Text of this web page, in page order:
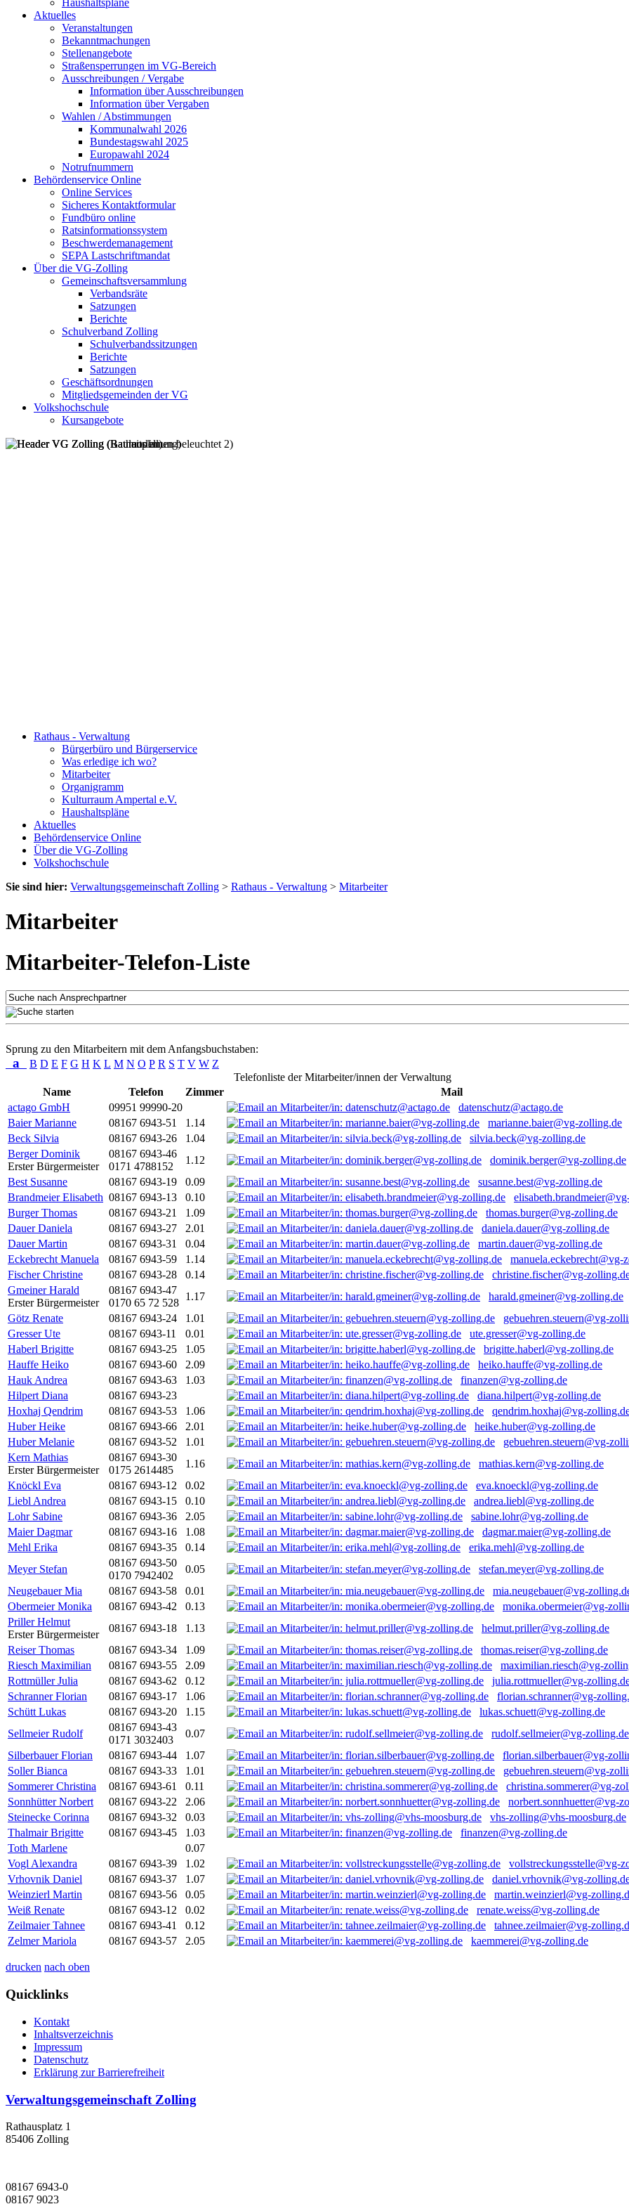
Haushaltspläne
Aktuelles
Veranstaltungen
Bekanntmachungen
Stellenangebote
Straßensperrungen im VG-Bereich
Ausschreibungen / Vergabe
Information über Ausschreibungen
Information über Vergaben
Wahlen / Abstimmungen
Kommunalwahl 2026
Bundestagswahl 2025
Europawahl 2024
Notrufnummern
Behördenservice Online
Online Services
Sicheres Kontaktformular
Fundbüro online
Ratsinformationssystem
Beschwerdemanagement
SEPA Lastschriftmandat
Über die VG-Zolling
Gemeinschaftsversammlung
Verbandsräte
Satzungen
Berichte
Schulverband Zolling
Schulverbandssitzungen
Berichte
Satzungen
Geschäftsordnungen
Mitgliedsgemeinden der VG
Volkshochschule
Kursangebote
Rathaus - Verwaltung
Bürgerbüro und Bürgerservice
Was erledige ich wo?
Mitarbeiter
Organigramm
Kulturraum Ampertal e.V.
Haushaltspläne
Aktuelles
Behördenservice Online
Über die VG-Zolling
Volkshochschule
Sie sind hier: Verwaltungsgemeinschaft Zolling > Rathaus - Verwaltung > Mitarbeiter
Mitarbeiter
Mitarbeiter-Telefon-Liste
Sprung zu den Mitarbeitern mit dem Anfangsbuchstaben:
a B D E F G H K L M N O P R S T V W Z
Telefonliste der Mitarbeiter/innen der Verwaltung
Name
Telefon Zimmer
Mail
actago GmbH
09951 99990-20
datenschutz@actago.de
Baier Marianne
08167 6943-51 1.14
marianne.baier@vg-zolling.de
Beck Silvia
08167 6943-26 1.04
silvia.beck@vg-zolling.de
Berger Dominik
Erster Bürgermeister
08167 6943-46
0171 4788152
1.12
dominik.berger@vg-zolling.de
Best Susanne
08167 6943-19 0.09
susanne.best@vg-zolling.de
Brandmeier Elisabeth 08167 6943-13 0.10
Burger Thomas
08167 6943-21 1.09
thomas.burger@vg-zolling.de
Dauer Daniela
08167 6943-27 2.01
daniela.dauer@vg-zolling.de
Dauer Martin
08167 6943-31 0.04
martin.dauer@vg-zolling.de
Eckebrecht Manuela
08167 6943-59 1.14
manuela.eckebrecht@vg-
Fischer Christine
08167 6943-28 0.14
christine.fischer@vg-
Gmeiner Harald
Erster Bürgermeister
08167 6943-47
0170 65 72 528
1.17
harald.gmeiner@vg-zolling.de
Götz Renate
08167 6943-24 1.01
gebuehren.steuern@vg-
Gresser Ute
08167 6943-11 0.01
ute.gresser@vg-zolling.de
Haberl Brigitte
08167 6943-25 1.05
brigitte.haberl@vg-zolling.de
Hauffe Heiko
08167 6943-60 2.09
heiko.hauffe@vg-zolling.de
Hauk Andrea
08167 6943-63 1.03
finanzen@vg-zolling.de
Hilpert Diana
08167 6943-23
diana.hilpert@vg-zolling.de
Hoxhaj Qendrim
08167 6943-53 1.06
qendrim.hoxhaj@vg-
Huber Heike
08167 6943-66 2.01
heike.huber@vg-zolling.de
Huber Melanie
08167 6943-52 1.01
gebuehren.steuern@vg-
Kern Mathias
Erster Bürgermeister
08167 6943-30
0175 2614485
1.16
mathias.kern@vg-zolling.de
Knöckl Eva
08167 6943-12 0.02
eva.knoeckl@vg-zolling.de
Liebl Andrea
08167 6943-15 0.10
andrea.liebl@vg-zolling.de
Lohr Sabine
08167 6943-36 2.05
sabine.lohr@vg-zolling.de
Maier Dagmar
08167 6943-16 1.08
dagmar.maier@vg-zolling.de
Mehl Erika
08167 6943-35 0.14
erika.mehl@vg-zolling.de
Meyer Stefan
08167 6943-50
0170 7942402
0.05
stefan.meyer@vg-zolling.de
Neugebauer Mia
08167 6943-58 0.01
mia.neugebauer@vg-
Obermeier Monika
08167 6943-42 0.13
monika.obermeier@vg-
Priller Helmut
Erster Bürgermeister
08167 6943-18 1.13
helmut.priller@vg-zolling.de
Reiser Thomas
08167 6943-34 1.09
thomas.reiser@vg-zolling.de
Riesch Maximilian
08167 6943-55 2.09
maximilian.riesch@vg-
Rottmüller Julia
08167 6943-62 0.12
julia.rottmueller@vg-
Schranner Florian
08167 6943-17 1.06
florian.schranner@vg-
Schütt Lukas
08167 6943-20 1.15
lukas.schuett@vg-zolling.de
Sellmeier Rudolf
08167 6943-43
0171 3032403
0.07
rudolf.sellmeier@vg-zolling.de
Silberbauer Florian
08167 6943-44 1.07
florian.silberbauer@vg-
Soller Bianca
08167 6943-33 1.01
gebuehren.steuern@vg-
Sommerer Christina
08167 6943-61 0.11
christina.sommerer@vg-
Sonnhütter Norbert
08167 6943-22 2.06
norbert.sonnhuetter@vg-
Steinecke Corinna
08167 6943-32 0.03
vhs-zolling@vhs-moosburg.de
Thalmair Brigitte
08167 6943-45 1.03
finanzen@vg-zolling.de
Toth Marlene
0.07
Vogl Alexandra
08167 6943-39 1.02
vollstreckungsstelle@vg-
Vrhovnik Daniel
08167 6943-37 1.07
daniel.vrhovnik@vg-
Weinzierl Martin
08167 6943-56 0.05
martin.weinzierl@vg-
Weiß Renate
08167 6943-12 0.02
renate.weiss@vg-zolling.de
Zeilmaier Tahnee
08167 6943-41 0.12
tahnee.zeilmaier@vg-
Zelmer Mariola
08167 6943-57 2.05 kaemmerei@vg-zolling.de
drucken nach oben
Quicklinks
Kontakt
Inhaltsverzeichnis
Impressum
Datenschutz
Erklärung zur Barrierefreiheit
Verwaltungsgemeinschaft Zolling
Rathausplatz 1
85406 Zolling
08167 6943-0
08167 9023